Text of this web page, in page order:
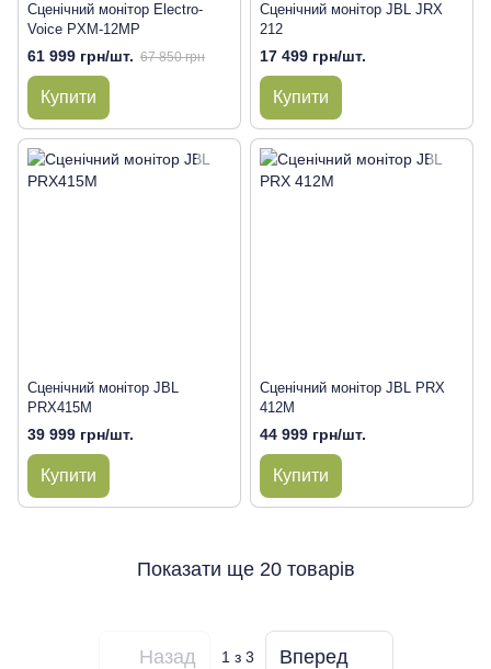
Сценічний монітор Electro-
Voice PXM-12MP
61 999 грн/шт. 67 850 грн
Купити
Сценічний монітор JBL JRX
212
17 499 грн/шт.
Купити
Сценічний монітор JBL
PRX415M
39 999 грн/шт.
Купити
Сценічний монітор JBL PRX
412M
44 999 грн/шт.
Купити
Показати ще 20 товарів
Назад 1з 3 Вперед